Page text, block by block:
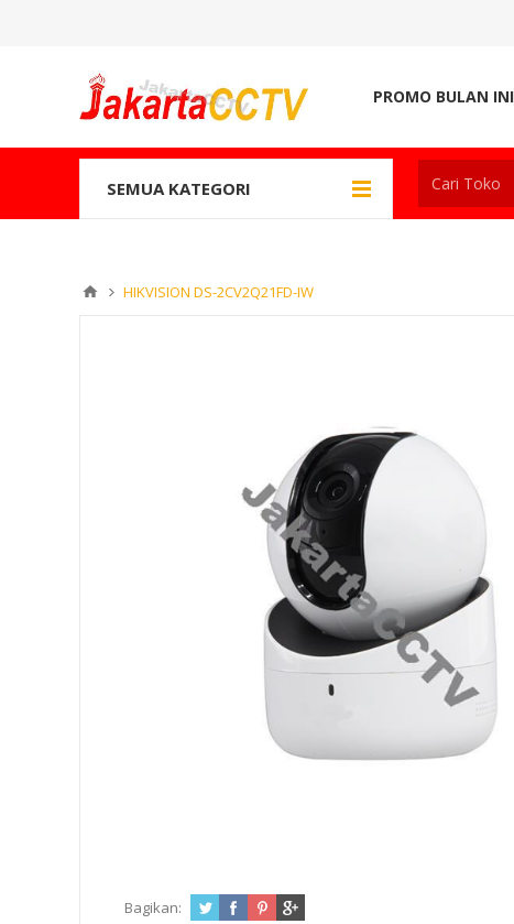
PROMO BULAN INI
SEMUA KATEGORI
HIKVISION DS-2CV2Q21FD-IW
Bagikan: